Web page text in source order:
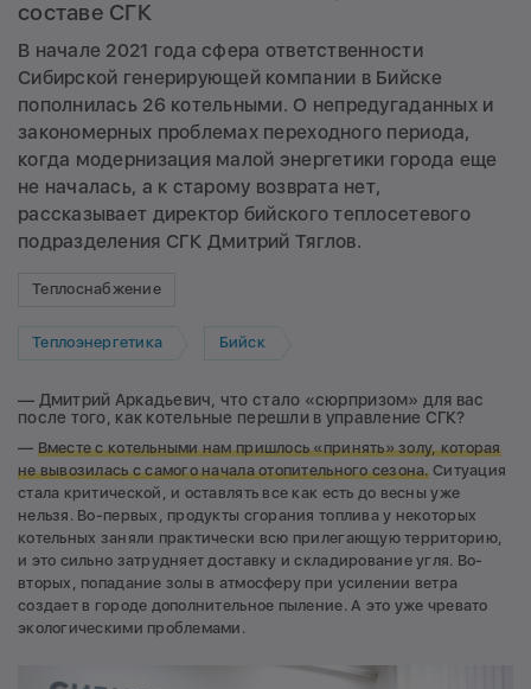
составе СГК
В начале 2021 года сфера ответственности
Сибирской генерирующей компании в Бийске
пополнилась 26 котельными. О непредугаданных и
закономерных проблемах переходного периода,
когда модернизация малой энергетики города еще
не началась, а к старому возврата нет,
рассказывает директор бийского теплосетевого
подразделения СГК Дмитрий Тяглов.
Теплоснабжение
Теплоэнергетика Бийск
— Дмитрий Аркадьевич, что стало «сюрпризом» для вас
после того, как котельные перешли в управление СГК?
— Вместе с котельными нам пришлось «принять» золу, которая
не вывозилась с самого начала отопительного сезона.Ситуация
стала критической, и оставлять все как есть до весны уже
нельзя. Во-первых, продукты сгорания топлива у некоторых
котельных заняли практически всю прилегающую территорию,
и это сильно затрудняет доставку и складирование угля. Во-
вторых, попадание золы в атмосферу при усилении ветра
создает в городе дополнительное пыление. А это уже чревато
экологическими проблемами.